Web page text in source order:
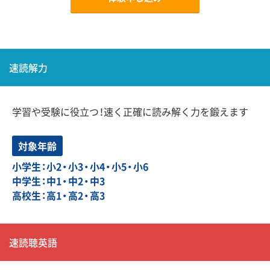
速読解力
学習や受験に役立つ！速く正確に読み解く力を鍛えます
対象年齢
小学生：小2・小3・小4・小5・小6
中学生：中1・中2・中3
高校生：高1・高2・高3
速読聴英語